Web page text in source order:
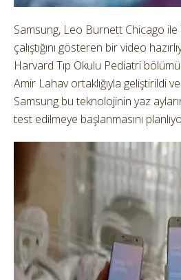
Samsung, Leo Burnett Chicago ile
çalıştığını gösteren bir video
Harvard Tıp Okulu Pediatri
Amir Lahav ortaklığıyla geliştirildi
Samsung bu teknolojinin yaz
test edilmeye başlanmasını